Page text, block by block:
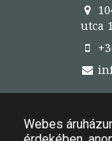
utca